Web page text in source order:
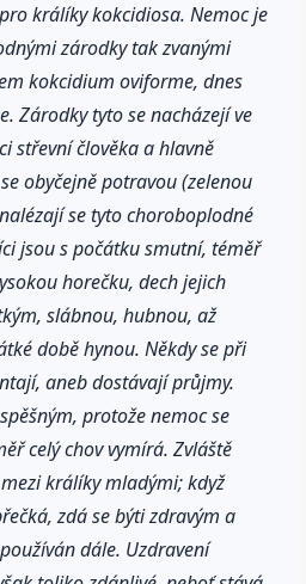
králíky kokcidiosa. Nemoc je
zárodky tak zvanými
kokcidium oviforme, dnes
Zárodky tyto se nacházejí ve
střevní člověka a hlavně
obyčejně potravou (zelenou
se tyto choroboplodné
jsou s počátku smutní, téměř
horečku, dech jejich
slábnou, hubnou, až
době hynou. Někdy se při
aneb dostávají průjmy.
protože nemoc se
celý chov vymírá. Zvláště
králíky mladými; když
zdá se býti zdravým a
dále. Uzdravení